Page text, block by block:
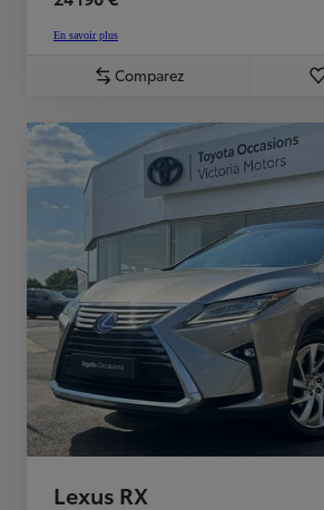
En savoir plus
Comparez
Lexus RX